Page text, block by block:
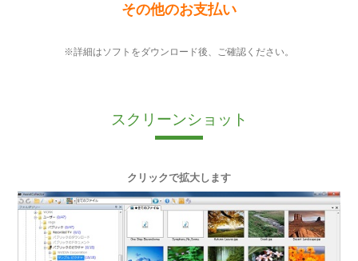
その他のお支払い
※詳細はソフトをダウンロード後、ご確認ください。
スクリーンショット
クリックで拡大します